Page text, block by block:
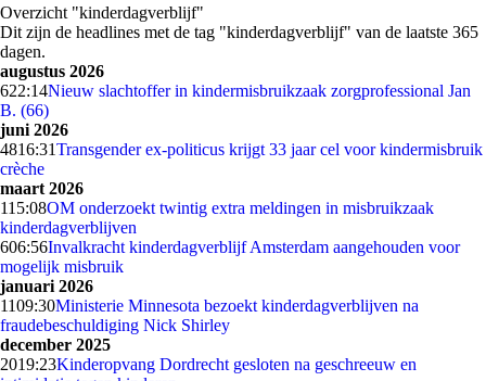
Overzicht "kinderdagverblijf"
Dit zijn de headlines met de tag "kinderdagverblijf" van de laatste 365
dagen.
augustus 2026
622:14Nieuw slachtoffer in kindermisbruikzaak zorgprofessional Jan
B. (66)
juni 2026
4816:31Transgender ex-politicus krijgt 33 jaar cel voor kindermisbruik
crèche
maart 2026
115:08OM onderzoekt twintig extra meldingen in misbruikzaak
kinderdagverblijven
606:56Invalkracht kinderdagverblijf Amsterdam aangehouden voor
mogelijk misbruik
januari 2026
1109:30Ministerie Minnesota bezoekt kinderdagverblijven na
fraudebeschuldiging Nick Shirley
december 2025
2019:23Kinderopvang Dordrecht gesloten na geschreeuw en